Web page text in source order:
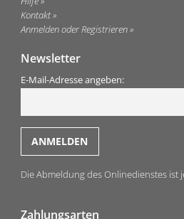
Kontakt
Anmelden oder Registrieren
Newsletter
E-Mail-Adresse angeben:
Die Abmeldung des Onlinedienstes ist
Zahlungsarten